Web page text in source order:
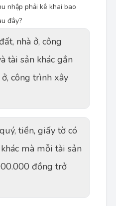
nhập phải kê khai bao
đây?
nhà ở, công
tài sản khác gắn
công trình xây
tiền, giấy tờ có
mà mỗi tài sản
đồng trở